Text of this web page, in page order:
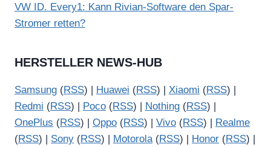
VW ID. Every1: Kann Rivian-Software den Spar-
Stromer retten?
HERSTELLER NEWS-HUB
Samsung (RSS) | Huawei (RSS) | Xiaomi (RSS) |
Redmi (RSS) | Poco (RSS) | Nothing (RSS) |
OnePlus (RSS) | Oppo (RSS) | Vivo (RSS) |
Realme
(RSS) | Sony (RSS) | Motorola(RSS) | Honor (RSS) |